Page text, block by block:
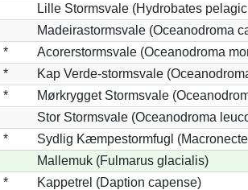
Lille Stormsvale (Hydrobates
Madeirastormsvale (Oceanodroma
*
Acorerstormsvale (Oceanodroma
*
Kap Verde-stormsvale
*
Mørkrygget Stormsvale
Stor Stormsvale (Oceanodroma
*
Sydlig Kæmpestormfugl
Mallemuk (Fulmarus glacialis)
*
Kappetrel (Daption capense)